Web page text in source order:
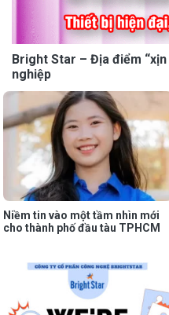
Bright Star – Địa điểm
nghiệp
Niềm tin vào một tầm nhìn mới
cho thành phố đầu tàu TPHCM